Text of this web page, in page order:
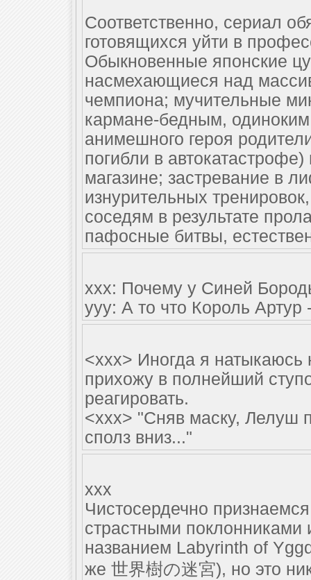
Соответственно, сериал
готовящихся уйти в
Обыкновенные японские
насмехающиеся над
чемпиона; мучительные
кармане-бедным, одиноким
анимешного героя
погибли в
магазине; застревание в
изнурительных
соседям в результате
пафосные битвы,
ххх: Почему у Синей
ууу: А то что Король
<xxx> Иногда я
прихожу в полнейший
реагировать.
<xxx> "Сняв маску, Лелуш
сполз вниз..."
xxx
Чистосердечно
страстными
названием Labyrinth of
же 世界樹の迷宮), но это